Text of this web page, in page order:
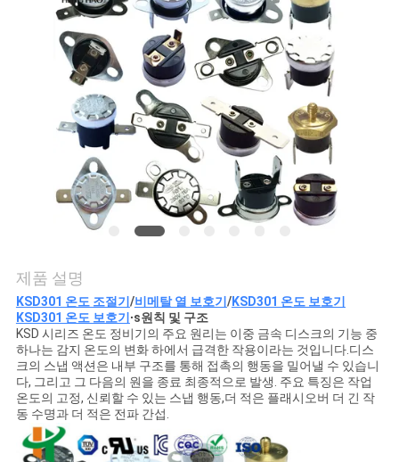
뉴
스
모
든
제품 설명
KSD301 온도 조절기 /비메탈 열 보호기 /KSD301 온도 보호기
KSD301 온도 보호기 ∙s원칙 및 구조
KSD 시리즈 온도 정비기의 주요 원리는 이중 금속 디스크의 기능 중
하나는 감지 온도의 변화 하에서 급격한 작용이라는 것입니다.디스
크의 스냅 액션은 내부 구조를 통해 접촉의 행동을 밀어낼 수 있습니
다, 그리고 그 다음의 원을 종료 최종적으로 발생. 주요 특징은 작업
온도의 고정, 신뢰할 수 있는 스냅 행동,더 적은 플래시오버 더 긴 작
동 수명과 더 적은 전파 간섭.